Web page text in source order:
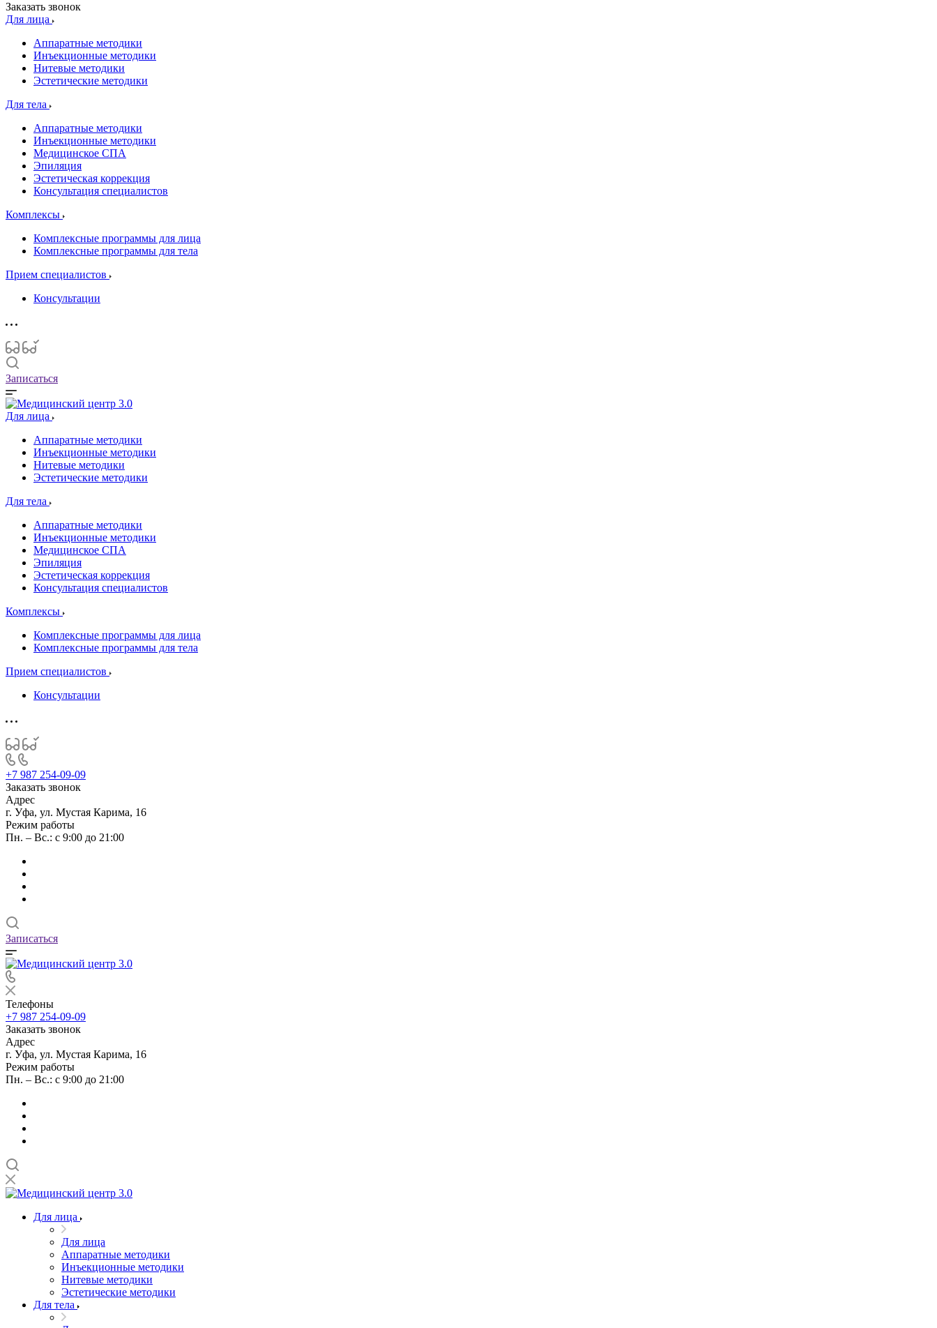
Заказать звонок
Для лица
Аппаратные методики
Инъекционные методики
Нитевые методики
Эстетические методики
Для тела
Аппаратные методики
Инъекционные методики
Медицинское СПА
Эпиляция
Эстетическая коррекция
Консультация специалистов
Комплексы
Комплексные программы для лица
Комплексные программы для тела
Прием специалистов
Консультации
Записаться
Для лица
Аппаратные методики
Инъекционные методики
Нитевые методики
Эстетические методики
Для тела
Аппаратные методики
Инъекционные методики
Медицинское СПА
Эпиляция
Эстетическая коррекция
Консультация специалистов
Комплексы
Комплексные программы для лица
Комплексные программы для тела
Прием специалистов
Консультации
+7 987 254-09-09
Заказать звонок
Адрес
г. Уфа, ул. Мустая Карима, 16
Режим работы
Пн. – Вс.: с 9:00 до 21:00
Записаться
Телефоны
+7 987 254-09-09
Заказать звонок
Адрес
г. Уфа, ул. Мустая Карима, 16
Режим работы
Пн. – Вс.: с 9:00 до 21:00
Для лица
Для лица
Аппаратные методики
Инъекционные методики
Нитевые методики
Эстетические методики
Для тела